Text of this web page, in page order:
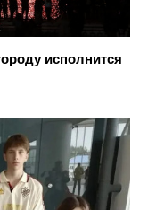
исполнится